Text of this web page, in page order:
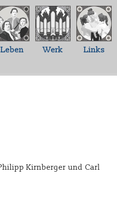
Leben Werk Links
Kirnberger und Carl